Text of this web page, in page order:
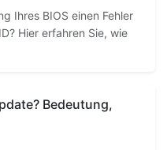
Ihres BIOS einen Fehler
Hier erfahren Sie, wie
Bedeutung,